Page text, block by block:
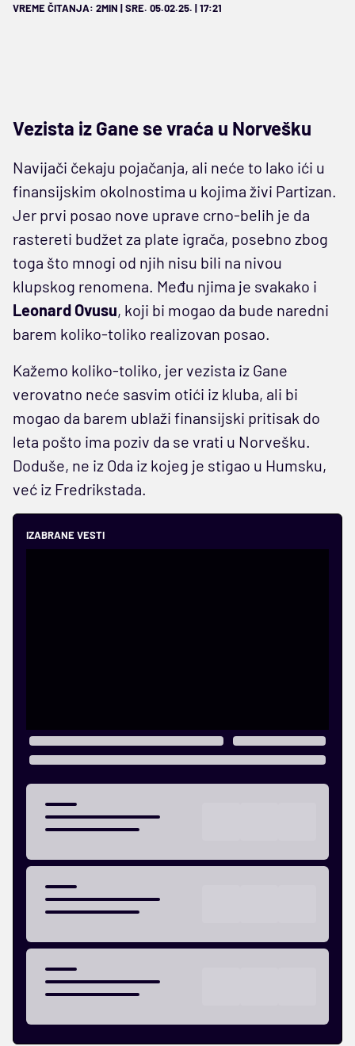
VREME ČITANJA: 2MIN | SRE. 05.02.25. | 17:21
Vezista iz Gane se vraća u Norvešku
Navijači čekaju pojačanja, ali neće to lako ići u
finansijskim okolnostima u kojima živi Partizan.
Jer prvi posao nove uprave crno-belih je da
rastereti budžet za plate igrača, posebno zbog
toga što mnogi od njih nisu bili na nivou
klupskog renomena. Među njima je svakako i
Leonard Ovusu, koji bi mogao da bude naredni
barem koliko-toliko realizovan posao.
Kažemo koliko-toliko, jer vezista iz Gane
verovatno neće sasvim otići iz kluba, ali bi
mogao da barem ublaži finansijski pritisak do
leta pošto ima poziv da se vrati u Norvešku.
Doduše, ne iz Oda iz kojeg je stigao u Humsku,
već iz Fredrikstada.
IZABRANE VESTI